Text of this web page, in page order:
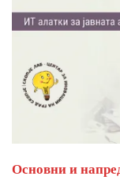
Основни и